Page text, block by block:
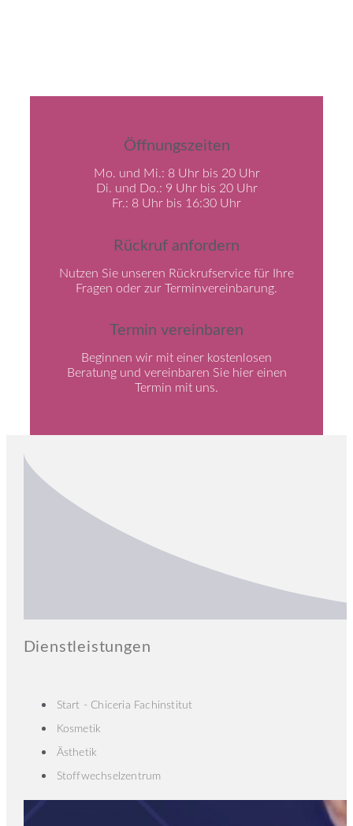
Öffnungszeiten
Mo. und Mi.: 8 Uhr bis 20 Uhr
Di. und Do.: 9 Uhr bis 20 Uhr
Fr.: 8 Uhr bis 16:30 Uhr
Rückruf anfordern
Nutzen Sie unseren Rückrufservice für Ihre
Fragen oder zur Terminvereinbarung.
Termin vereinbaren
Beginnen wir mit einer kostenlosen
Beratung und vereinbaren Sie hier einen
Termin mit uns.
Dienstleistungen
Start - Chiceria Fachinstitut
Kosmetik
Ästhetik
Stoffwechselzentrum